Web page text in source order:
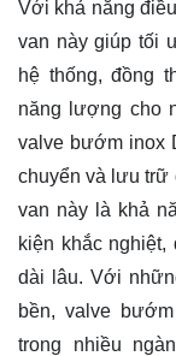
Với khả năng
van này giúp tối
hệ thống, đồng
năng lượng cho
valve bướm inox
chuyển và lưu trữ
van này là khả
kiện khắc
dài lâu. Với
bền, valve
trong nhiều